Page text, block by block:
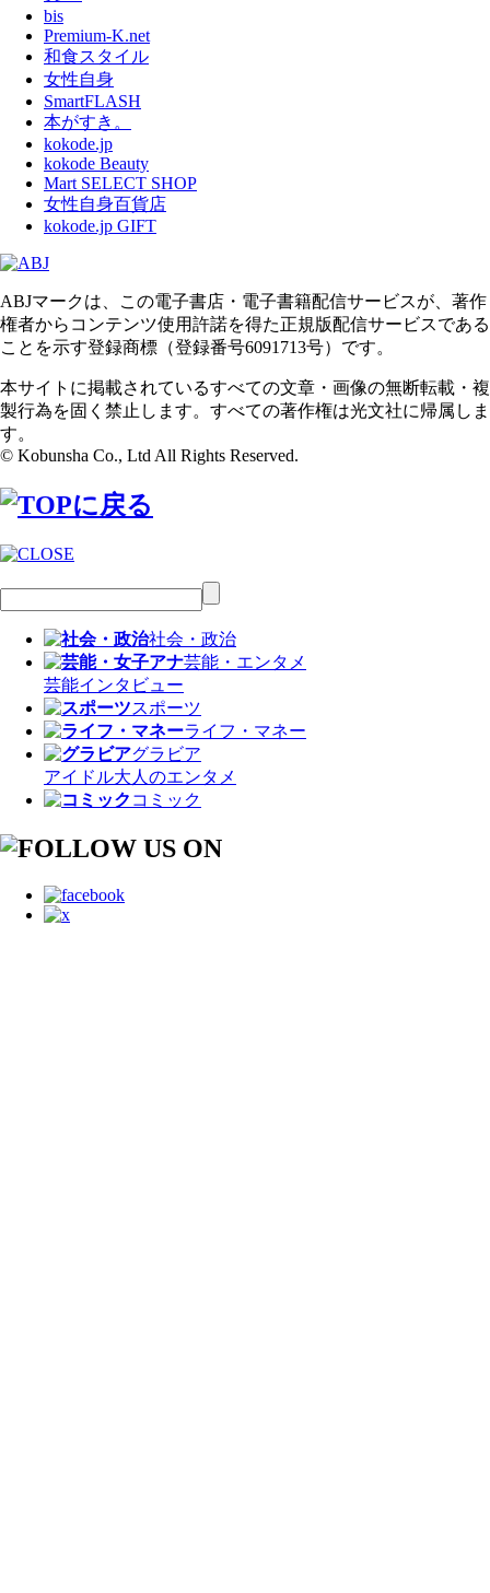
bis
Premium-K.net
和食スタイル
女性自身
SmartFLASH
本がすき。
kokode.jp
kokode Beauty
Mart SELECT SHOP
女性自身百貨店
kokode.jp GIFT
ABJマークは、この電子書店・電子書籍配信サービスが、著作
権者からコンテンツ使用許諾を得た正規版配信サービスである
ことを示す登録商標（登録番号6091713号）です。
本サイトに掲載されているすべての文章・画像の無断転載・複
製行為を固く禁止します。すべての著作権は光文社に帰属しま
す。
© Kobunsha Co., Ltd All Rights Reserved.
社会・政治
芸能・エンタメ
芸能インタビュー
スポーツ
ライフ・マネー
グラビア
アイドル大人のエンタメ
コミック